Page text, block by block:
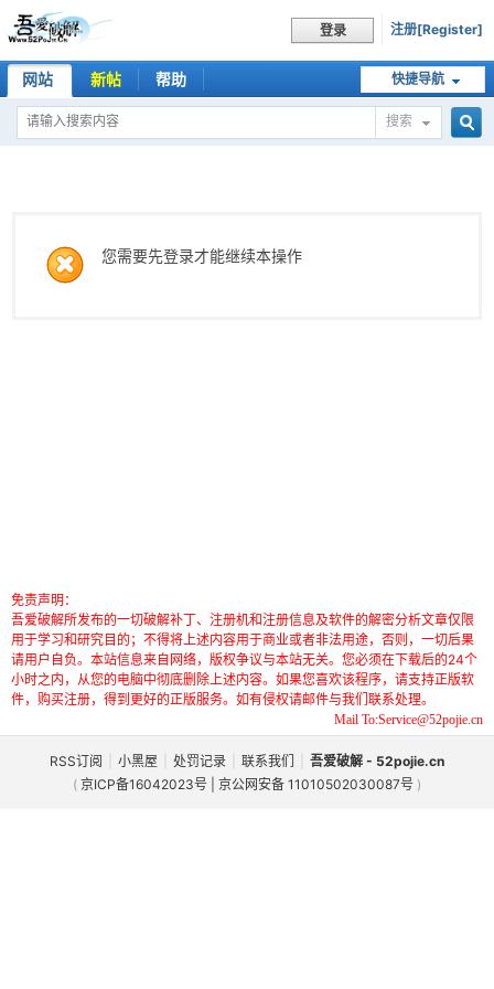
登录 注册[Register]
快捷导航
网站 新帖 帮助
搜索
您需要先登录才能继续本操作
免责声明：
吾爱破解所发布的一切破解补丁、注册机和注册信息及软件的解密分析文章仅限
用于学习和研究目的；不得将上述内容用于商业或者非法用途，否则，一切后果
请用户自负。本站信息来自网络，版权争议与本站无关。您必须在下载后的24个
小时之内，从您的电脑中彻底删除上述内容。如果您喜欢该程序，请支持正版软
件，购买注册，得到更好的正版服务。如有侵权请邮件与我们联系处理。
Mail To:Service@52pojie.cn
RSS订阅 小黑屋 处罚记录 联系我们
吾爱破解 - 52pojie.cn
( 京ICP备16042023号 | 京公网安备 11010502030087号 )